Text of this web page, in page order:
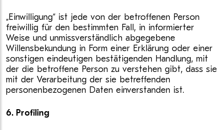
„Einwilligung“ ist jede von der betroffenen Person
freiwillig für den bestimmten Fall, in informierter
Weise und unmissverständlich abgegebene
Willensbekundung in Form einer Erklärung oder einer
sonstigen eindeutigen bestätigenden Handlung, mit
der die betroffene Person zu verstehen gibt, dass sie
mit der Verarbeitung der sie betreffenden
personenbezogenen Daten einverstanden ist.
6. Profiling